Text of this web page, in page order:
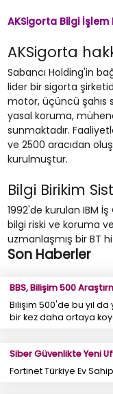
AKSigorta Bilgi
AKSigorta
Sabancı Holding'in
lider bir sigorta
motor, üçüncü şahıs
yasal koruma,
sunmaktadır.
ve 2500 aracıdan
kurulmuştur.
Bilgi Birikim
1992'de kurulan IBM İş
bilgi riski ve koruma
uzmanlaşmış bir BT
Son Haberler
BBS, Bilişim 500
Bilişim 500'de bu yıl da
bir kez daha ortaya
Siber Güvenlikte Yeni
Fortinet Türkiye Ev